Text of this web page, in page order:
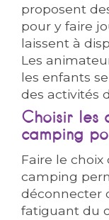
proposent
pour y faire
laissent à
Les
les enfants
des activités
Choisir les
camping
Faire le
camping
déconnecter
fatiguant du